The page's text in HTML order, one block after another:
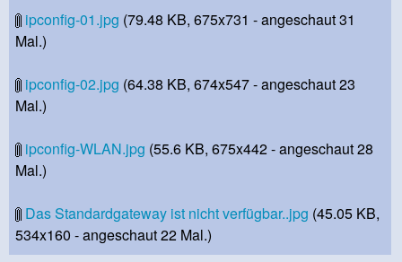
ipconfig-01.jpg (79.48 KB, 675x731 - angeschaut 31
Mal.)
ipconfig-02.jpg (64.38 KB, 674x547 - angeschaut 23
Mal.)
ipconfig-WLAN.jpg (55.6 KB, 675x442 - angeschaut 28
Mal.)
Das Standardgateway ist nicht verfügbar..jpg (45.05 KB,
534x160 - angeschaut 22 Mal.)